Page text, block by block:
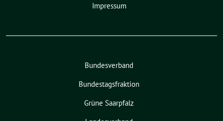
Impressum
Bundesverband
Bundestagsfraktion
Grüne Saarpfalz